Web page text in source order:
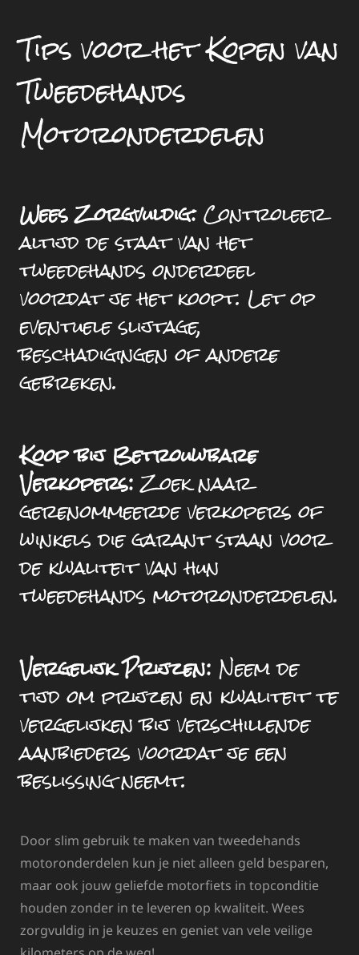
Tips voor het Kopen van
Tweedehands
Motoronderdelen
Wees Zorgvuldig:Controleer
altijd de staat van het
tweedehands onderdeel
voordat je het koopt. Let op
eventuele slijtage,
beschadigingen of andere
gebreken.
Koop bij Betrouwbare
Verkopers:Zoek naar
gerenommeerde verkopers of
winkels die garant staan voor
de kwaliteit van hun
tweedehands motoronderdelen.
Vergelijk Prijzen: Neem de
tijd om prijzen en kwaliteit te
vergelijken bij verschillende
aanbieders voordat je een
beslissing neemt.
Door slim gebruik te maken van tweedehands
motoronderdelen kun je niet alleen geld besparen,
maar ook jouw geliefde motorfiets in topconditie
houden zonder in te leveren op kwaliteit. Wees
zorgvuldig in je keuzes en geniet van vele veilige